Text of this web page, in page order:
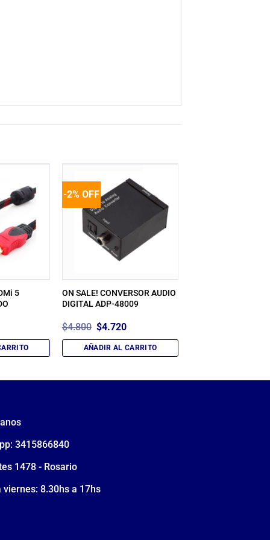
5
-2% OFF
ON SALE! CONVERSOR AUDIO
DIGITAL ADP-48009
$4.800 El
precio
original
era:
$4.800.
$4.720El
actual
es:
$4.720.
AÑADIR AL CARRITO
3415866840
1478 - Rosario
viernes: 8.30hs a 17hs